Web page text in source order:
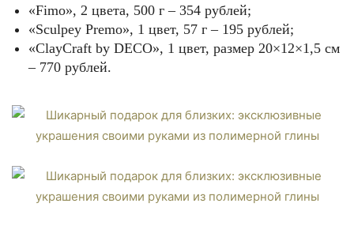
«Fimo», 2 цвета, 500 г – 354 рублей;
«Sculpey Premo», 1 цвет, 57 г – 195 рублей;
«ClayCraft by DECO», 1 цвет, размер 20×12×1,5 см
– 770 рублей.